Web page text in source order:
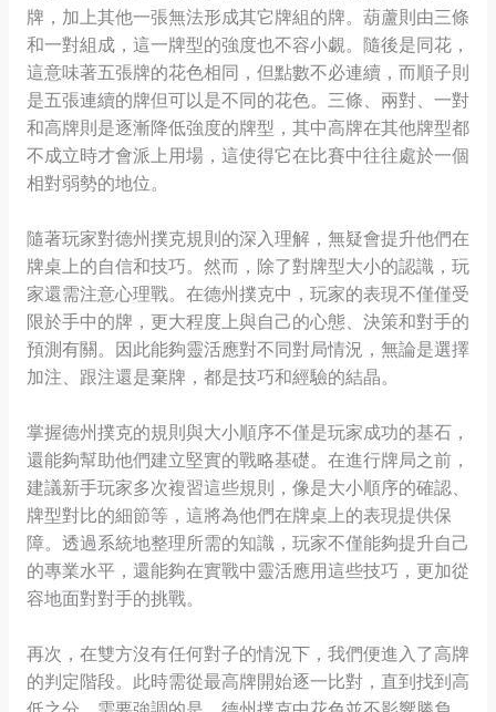
牌，加上其他一張無法形成其它牌組的牌。葫蘆則由三條
和一對組成，這一牌型的強度也不容小覷。隨後是同花，
這意味著五張牌的花色相同，但點數不必連續，而順子則
是五張連續的牌但可以是不同的花色。三條、兩對、一對
和高牌則是逐漸降低強度的牌型，其中高牌在其他牌型都
不成立時才會派上用場，這使得它在比賽中往往處於一個
相對弱勢的地位。
隨著玩家對德州撲克規則的深入理解，無疑會提升他們在
牌桌上的自信和技巧。然而，除了對牌型大小的認識，玩
家還需注意心理戰。在德州撲克中，玩家的表現不僅僅受
限於手中的牌，更大程度上與自己的心態、決策和對手的
預測有關。因此能夠靈活應對不同對局情況，無論是選擇
加注、跟注還是棄牌，都是技巧和經驗的結晶。
掌握德州撲克的規則與大小順序不僅是玩家成功的基石，
還能夠幫助他們建立堅實的戰略基礎。在進行牌局之前，
建議新手玩家多次複習這些規則，像是大小順序的確認、
牌型對比的細節等，這將為他們在牌桌上的表現提供保
障。透過系統地整理所需的知識，玩家不僅能夠提升自己
的專業水平，還能夠在實戰中靈活應用這些技巧，更加從
容地面對對手的挑戰。
再次，在雙方沒有任何對子的情況下，我們便進入了高牌
的判定階段。此時需從最高牌開始逐一比對，直到找到高